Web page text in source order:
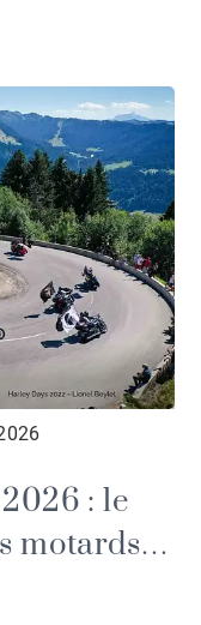
: le
motards